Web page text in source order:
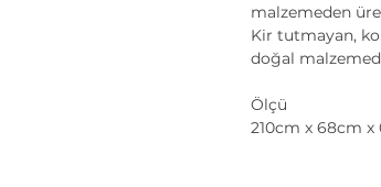
malzemeden
Kir tutmayan,
doğal
Ölçü
210cm x 68cm x